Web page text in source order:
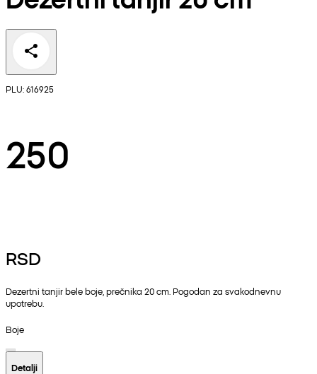
PLU: 616925
250
RSD
Dezertni tanjir bele boje, prečnika 20 cm. Pogodan za svakodnevnu
upotrebu.
Boje
Detalji